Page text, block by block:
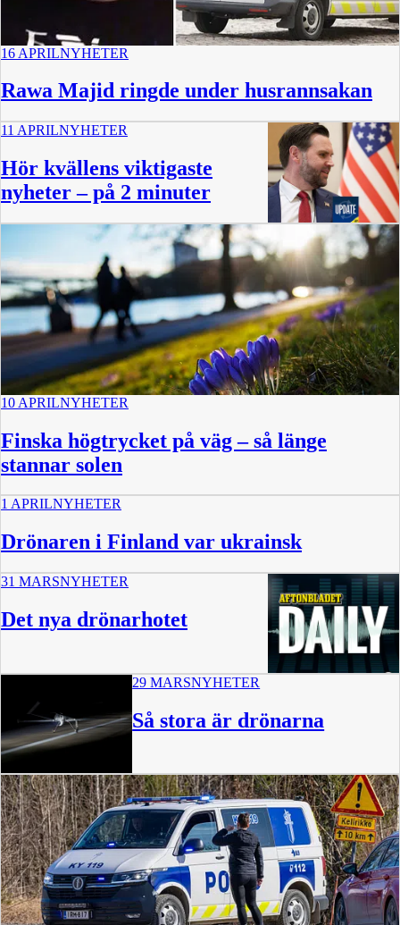
16 APRILNYHETER
Rawa Majid ringde under husrannsakan
11 APRILNYHETER
Hör kvällens viktigaste
nyheter – på 2 minuter
10 APRILNYHETER
Finska högtrycket på väg – så länge
stannar solen
1 APRILNYHETER
Drönaren i Finland var ukrainsk
31 MARSNYHETER
Det nya drönarhotet
29 MARSNYHETER
Så stora är drönarna